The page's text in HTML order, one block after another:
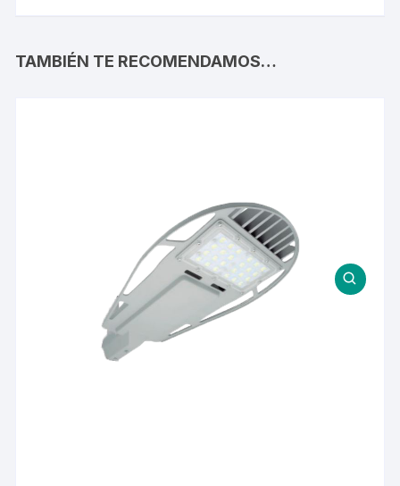
TAMBIÉN TE RECOMENDAMOS…